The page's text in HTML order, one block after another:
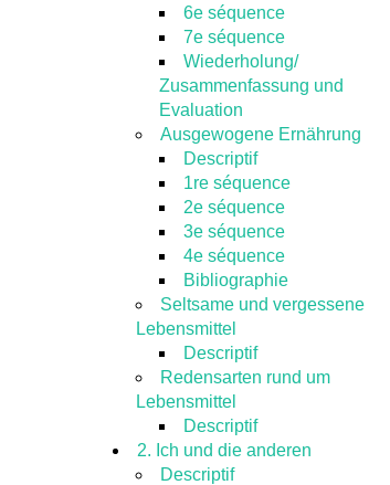
6e séquence
7e séquence
Wiederholung/
Zusammenfassung und
Evaluation
Ausgewogene Ernährung
Descriptif
1re séquence
2e séquence
3e séquence
4e séquence
Bibliographie
Seltsame und vergessene
Lebensmittel
Descriptif
Redensarten rund um
Lebensmittel
Descriptif
2. Ich und die anderen
Descriptif